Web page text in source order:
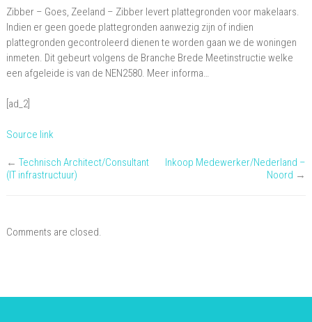
woning
inmeter
(freelance/zzp-
er)
regio
Zibber – Goes, Zeeland – Zibber levert plattegronden voor makelaars.
Indien er geen goede plattegronden aanwezig zijn of indien
plattegronden gecontroleerd dienen te worden gaan we de woningen
inmeten. Dit gebeurt volgens de Branche Brede Meetinstructie welke
een afgeleide is van de NEN2580. Meer informa…
[ad_2]
Source link
← Technisch Architect/Consultant
(IT infrastructuur)
Inkoop Medewerker/Nederland –
Noord →
Comments are closed.